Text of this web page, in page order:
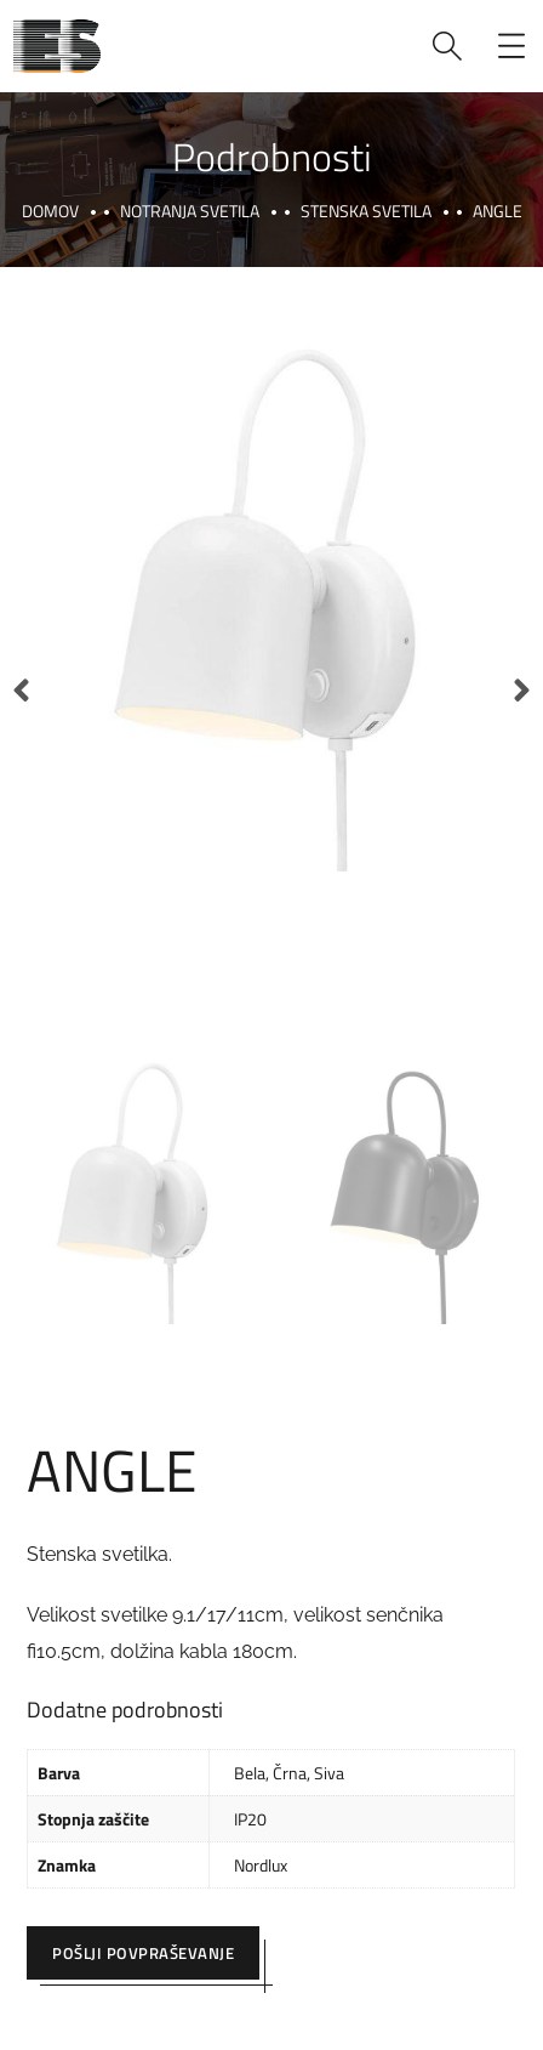
Podrobnosti
DOMOV NOTRANJA SVETILA STENSKA SVETILA ANGLE
ANGLE
Stenska svetilka.
Velikost svetilke 9.1/17/11cm, velikost senčnika
fi10.5cm, dolžina kabla 180cm.
Dodatne podrobnosti
Barva Bela,Črna,Siva
Stopnja zaščite
IP20
Znamka
Nordlux
POŠLJI POVPRAŠEVANJE